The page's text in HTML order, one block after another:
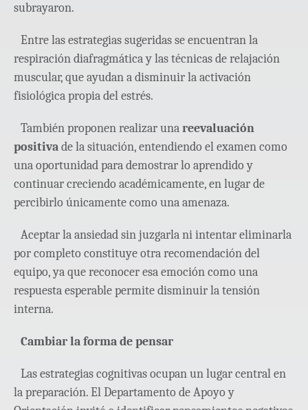
subrayaron.
Entre las estrategias sugeridas se encuentran la
respiración diafragmática y las técnicas de relajación
muscular, que ayudan a disminuir la activación
fisiológica propia del estrés.
También proponen realizar unareevaluación
positivade la situación, entendiendo el examen como
una oportunidad para demostrar lo aprendido y
continuar creciendo académicamente, en lugar de
percibirlo únicamente como una amenaza.
Aceptar la ansiedad sin juzgarla ni intentar eliminarla
por completo constituye otra recomendación del
equipo, ya que reconocer esa emoción como una
respuesta esperable permite disminuir la tensión
interna.
Cambiar la forma de pensar
Las estrategias cognitivas ocupan un lugar central en
la preparación. El Departamento de Apoyo y